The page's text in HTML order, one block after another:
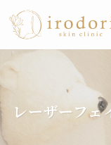
レーザーフェ